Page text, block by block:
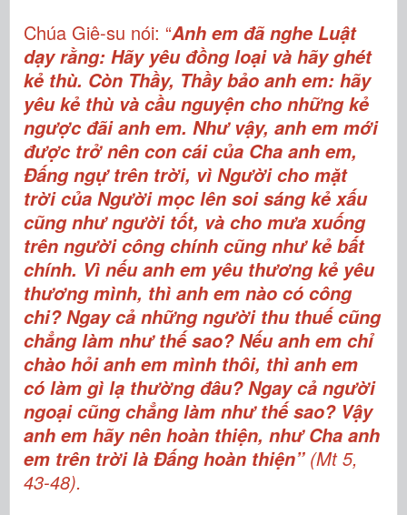
Chúa Giê-su nói: “Anh em đã nghe Luật
dạy rằng: Hãy yêu đồng loại và hãy ghét
kẻ thù. Còn Thầy, Thầy bảo anh em: hãy
yêu kẻ thù và cầu nguyện cho những kẻ
ngược đãi anh em. Như vậy, anh em mới
được trở nên con cái của Cha anh em,
Đấng ngự trên trời, vì Người cho mặt
trời của Người mọc lên soi sáng kẻ xấu
cũng như người tốt, và cho mưa xuống
trên người công chính cũng như kẻ bất
chính. Vì nếu anh em yêu thương kẻ yêu
thương mình, thì anh em nào có công
chi? Ngay cả những người thu thuế cũng
chẳng làm như thế sao? Nếu anh em chỉ
chào hỏi anh em mình thôi, thì anh em
có làm gì lạ thường đâu? Ngay cả người
ngoại cũng chẳng làm như thế sao? Vậy
anh em hãy nên hoàn thiện, như Cha anh
em trên trời là Đấng hoàn thiện” (Mt 5,
43-48).